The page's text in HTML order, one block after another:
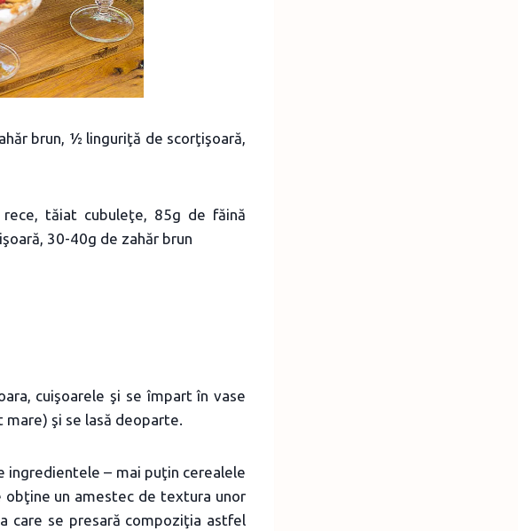
brun, ½ linguriţă de scorţişoară,
tăiat cubuleţe, 85g de făină
30-40g de zahăr brun
cuişoarele şi se împart în vase
şi se lasă deoparte.
ingredientele – mai puţin cerealele
obţine un amestec de textura unor
care se presară compoziţia astfel